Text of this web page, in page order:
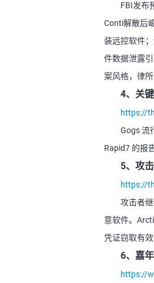
FBI发布
Conti解散后
装远控软件
件数据泄露
案风格，律
4、关
https://
Gogs 流
Rapid7 的报
5、攻
https://
攻击者
意软件。
凭证窃取有
6、嘉
https://